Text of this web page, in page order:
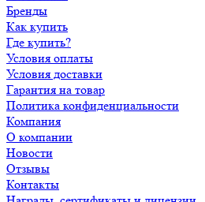
Бренды
Как купить
Где купить?
Условия оплаты
Условия доставки
Гарантия на товар
Политика конфиденциальности
Компания
О компании
Новости
Отзывы
Контакты